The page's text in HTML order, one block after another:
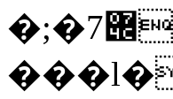
�;�݌7d�xX�${�